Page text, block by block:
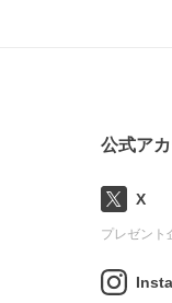
公式ア
X
プレゼント